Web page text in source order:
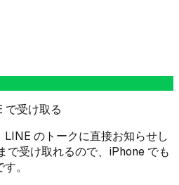
で受け取る
のトークに直接お知らせし
で受け取れるので、iPhone でも
。